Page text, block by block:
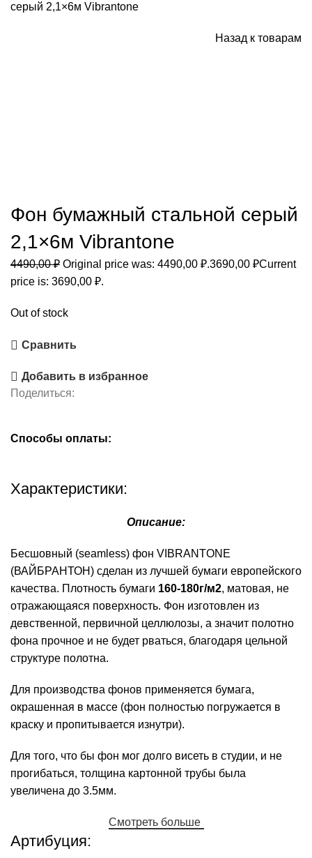
серый 2,1×6м Vibrantone
Назад к товарам
Фон бумажный стальной серый
2,1×6м Vibrantone
4490,00₽ Original price was: 4490,00 ₽.3690,00 ₽Current
price is: 3690,00 ₽.
Out of stock
Сравнить
Добавить в избранное
Поделиться:
Способы оплаты:
Характеристики:
Описание:
Бесшовный (seamless) фон VIBRANTONE
(ВАЙБРАНТОН) сделан из лучшей бумаги европейского
качества. Плотность бумаги 160-180г/м2, матовая, не
отражающаяся поверхность. Фон изготовлен из
девственной, первичной целлюлозы, а значит полотно
фона прочное и не будет рваться, благодаря цельной
структуре полотна.
Для производства фонов применяется бумага,
окрашенная в массе (фон полностью погружается в
краску и пропитывается изнутри).
Для того, что бы фон мог долго висеть в студии, и не
прогибаться, толщина картонной трубы была
увеличена до 3.5мм.
Смотреть больше
Артибуция: